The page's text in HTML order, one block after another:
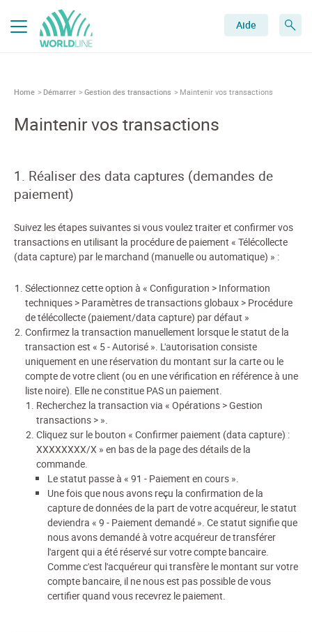
Aide
Home Démarrer Gestion des transactions Maintenir vos transactions
Maintenir vos transactions
1. Réaliser des data captures (demandes de
paiement)
Suivez les étapes suivantes si vous voulez traiter et confirmer vos
transactions en utilisant la procédure de paiement « Télécollecte
(data capture) par le marchand (manuelle ou automatique) » :
Sélectionnez cette option à « Configuration > Information
techniques > Paramètres de transactions globaux > Procédure
de télécollecte (paiement/data capture) par défaut »
Confirmez la transaction manuellement lorsque le statut de la
transaction est « 5 - Autorisé ». L'autorisation consiste
uniquement en une réservation du montant sur la carte ou le
compte de votre client (ou en une vérification en référence à une
liste noire). Elle ne constitue PAS un paiement.
Recherchez la transaction via « Opérations > Gestion
transactions > ».
Cliquez sur le bouton « Confirmer paiement (data capture) :
XXXXXXXX/X » en bas de la page des détails de la
commande.
Le statut passe à « 91 - Paiement en cours ».
Une fois que nous avons reçu la confirmation de la
capture de données de la part de votre acquéreur, le statut
deviendra « 9 - Paiement demandé ». Ce statut signifie que
nous avons demandé à votre acquéreur de transférer
l'argent qui a été réservé sur votre compte bancaire.
Comme c'est l'acquéreur qui transfère le montant sur votre
compte bancaire, il ne nous est pas possible de vous
certifier quand vous recevrez le paiement.